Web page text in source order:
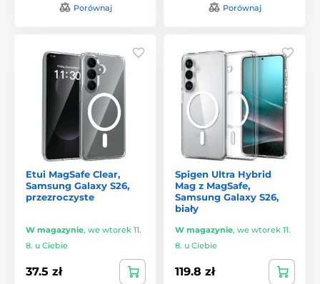
Porównaj Porównaj
Etui MagSafe Clear,
Samsung Galaxy S26,
przezroczyste
W magazynie, we wtorek 11.
8. u Ciebie
37.5 zł
Spigen Ultra Hybrid
Mag z MagSafe,
Samsung Galaxy S26,
biały
W magazynie, we wtorek 11.
8. u Ciebie
119.8 zł